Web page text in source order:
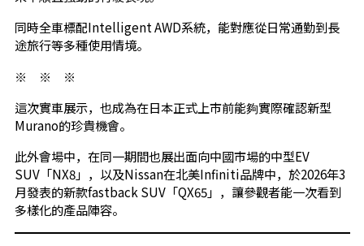
同時全車標配Intelligent AWD系統，能對應從日常通勤到長
途旅行等多種使用情境。
※ ※ ※
這次實車展示，也成為在日本正式上市前能夠實際確認新型
Murano的珍貴機會。
此外會場中，在同一期間也展出面向中國市場的中型EV
SUV「NX8」，以及Nissan在北美Infiniti品牌中，於2026年3
月發表的新款fastback SUV「QX65」，讓參觀者能一次看到
多樣化的產品陣容。